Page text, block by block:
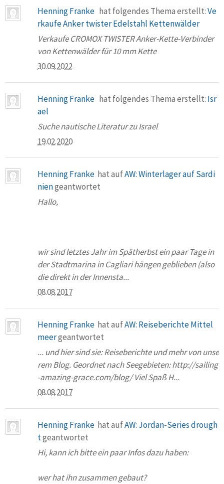
Henning Franke hat folgendes Thema erstellt:Ve
rkaufe Anker twister Edelstahl Kettenwälder
Verkaufe CROMOX TWISTER Anker-Kette-Verbinder
von Kettenwälder für 10 mm Kette
30.09.2022
Henning Franke hat folgendes Thema erstellt: Isr
ael
Suche nautische Literatur zu Israel
19.02.2020
Henning Franke hat aufAW: Winterlager auf Sardi
niengeantwortet
Hallo,
wir sind letztes Jahr im Spätherbst ein paar Tage in
der Stadtmarina in Cagliari hängen geblieben (also
die direkt in der Innensta...
08.08.2017
Henning Franke hat aufAW: Reiseberichte Mittel
meergeantwortet
... und hier sind sie: Reiseberichte und mehr von unse
rem Blog. Geordnet nach Seegebieten: http://sailing
-amazing-grace.com/blog/ Viel Spaß H...
08.08.2017
Henning Franke hat aufAW: Jordan-Series drough
tgeantwortet
Hi, kann ich bitte ein paar Infos dazu haben:
wer hat ihn zusammen gebaut?